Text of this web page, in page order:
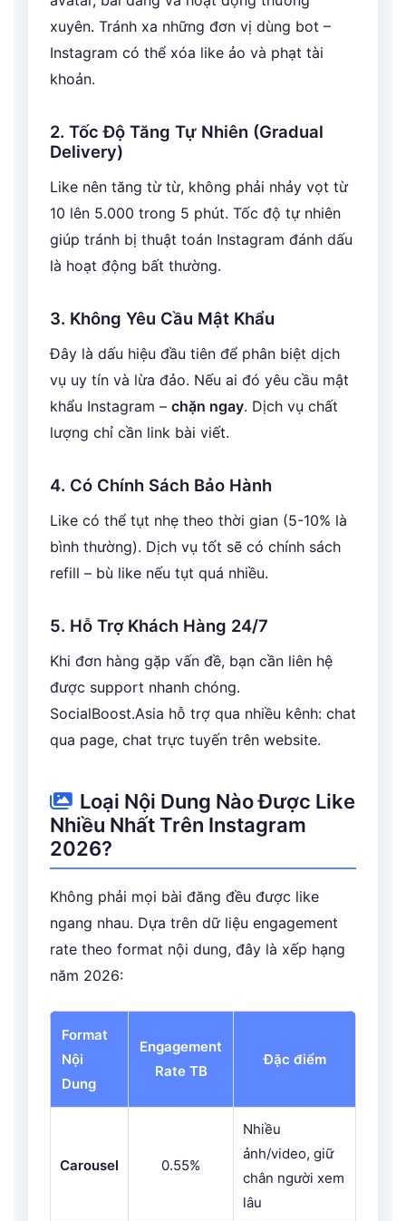
xuyên. Tránh xa những đơn vị dùng bot –
Instagram có thể xóa like ảo và phạt tài
khoản.
2. Tốc Độ Tăng Tự Nhiên (Gradual
Delivery)
Like nên tăng từ từ, không phải nhảy vọt từ
10 lên 5.000 trong 5 phút. Tốc độ tự nhiên
giúp tránh bị thuật toán Instagram đánh dấu
là hoạt động bất thường.
3. Không Yêu Cầu Mật Khẩu
Đây là dấu hiệu đầu tiên để phân biệt dịch
vụ uy tín và lừa đảo. Nếu ai đó yêu cầu mật
khẩu Instagram – chặn ngay. Dịch vụ chất
lượng chỉ cần link bài viết.
4. Có Chính Sách Bảo Hành
Like có thể tụt nhẹ theo thời gian (5-10% là
bình thường). Dịch vụ tốt sẽ có chính sách
refill – bù like nếu tụt quá nhiều.
5. Hỗ Trợ Khách Hàng 24/7
Khi đơn hàng gặp vấn đề, bạn cần liên hệ
được support nhanh chóng.
SocialBoost.Asia hỗ trợ qua nhiều kênh: chat
qua page, chat trực tuyến trên website.
Loại Nội Dung Nào Được Like
Nhiều Nhất Trên Instagram
2026?
Không phải mọi bài đăng đều được like
ngang nhau. Dựa trên dữ liệu engagement
rate theo format nội dung, đây là xếp hạng
năm 2026:
Format
Nội
Dung
Engagement
Rate TB
Đặc điểm
Carousel 0.55%
Nhiều
ảnh/video, giữ
chân người xem
lâu